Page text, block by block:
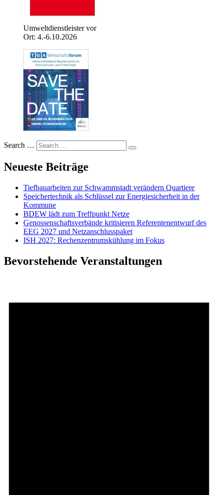
Umweltdienstleister vor
Ort: 4.-6.10.2026
Search …
Neueste Beiträge
Tiefbauarbeiten zur Schwammstadt verändern Quartiere
Speichertechnik als Schlüssel zur Energiesicherheit in der
Kommune
BDEW lädt zum Treffpunkt Netze
Genossenschaftsverbände kritisieren Referentenentwurf des
EEG 2027 und Netzanschlusspaket
ISH 2027: Rechenzentrumskühlung im Fokus
Bevorstehende Veranstaltungen